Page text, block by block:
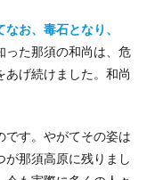
お、毒石となり、
った那須の和尚は、危
げ続けました。和尚
です。やがてその姿は
那須高原に残りまし